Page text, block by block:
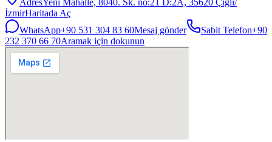
AdresYeni Mahalle, 8040. Sk. no:21 D:2A, 35620 Çiğli/
İzmirHaritada Aç
WhatsApp+90 531 304 83 60Mesaj gönder Sabit Telefon+90
232 370 66 70Aramak için dokunun